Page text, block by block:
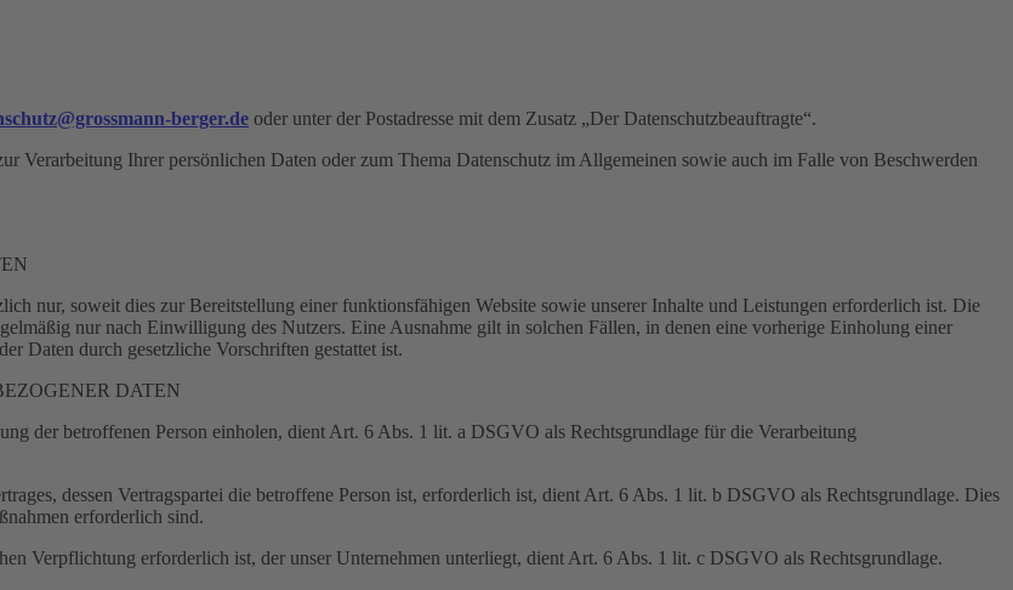
berger.de oder unter der Postadresse mit dem Zusatz „Der Datenschutzbeauftragte“.
Verarbeitung Ihrer persönlichen Daten oder zum Thema Datenschutz im Allgemeinen sowie auch im Falle von Beschwerden
nur, soweit dies zur Bereitstellung einer funktionsfähigen Website sowie unserer Inhalte und Leistungen erforderlich ist. Die
nur nach Einwilligung des Nutzers. Eine Ausnahme gilt in solchen Fällen, in denen eine vorherige Einholung einer
Daten durch gesetzliche Vorschriften gestattet ist.
DATEN
der betroffenen Person einholen, dient Art. 6 Abs. 1 lit. a DSGVO als Rechtsgrundlage für die Verarbeitung
dessen Vertragspartei die betroffene Person ist, erforderlich ist, dient Art. 6 Abs. 1 lit. b DSGVO als Rechtsgrundlage. Dies
erforderlich sind.
Verpflichtung erforderlich ist, der unser Unternehmen unterliegt, dient Art. 6 Abs. 1 lit. c DSGVO als Rechtsgrundlage.